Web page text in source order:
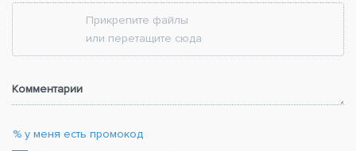
Прикрепите файлы
или перетащите сюда
Комментарии
% у меня есть промокод